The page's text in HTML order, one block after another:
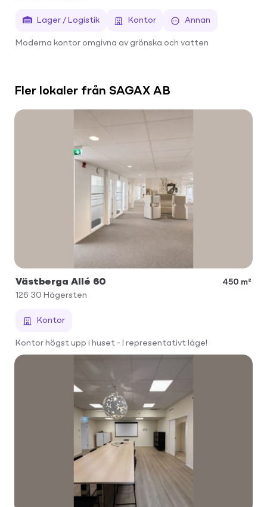
Lager / Logistik Kontor Annan
Moderna kontor omgivna av grönska och vatten
Fler lokaler från SAGAX AB
Västberga Allé 60
450 m²
126 30 Hägersten
Kontor
Kontor högst upp i huset - I representativt läge!